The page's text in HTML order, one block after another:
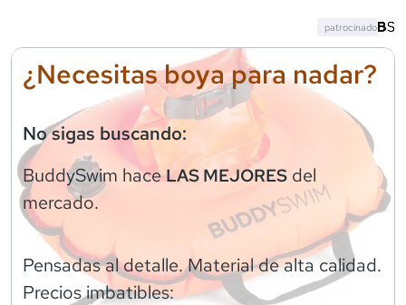
¿Necesitas boya para nadar?
No sigas buscando:
BuddySwim haceLAS MEJORES del
mercado.
Pensadas al detalle. Material de alta calidad.
Precios imbatibles:
patrocinado